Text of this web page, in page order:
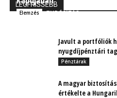
LEGFRISSEBB
Elemzés TUDÓSÍTÁS
Javult a portfóliók
nyugdíjpénztári
Pénztárak
A magyar
értékelte a